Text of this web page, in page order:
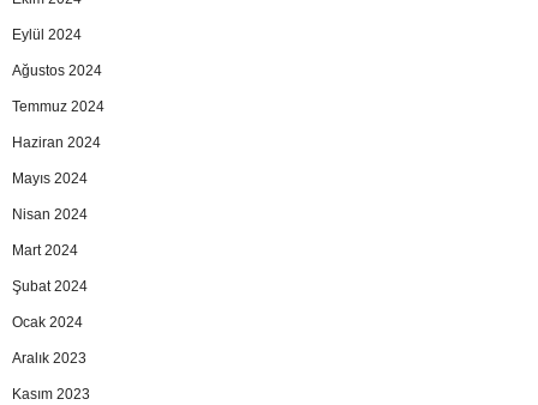
Eylül 2024
Ağustos 2024
Temmuz 2024
Haziran 2024
Mayıs 2024
Nisan 2024
Mart 2024
Şubat 2024
Ocak 2024
Aralık 2023
Kasım 2023